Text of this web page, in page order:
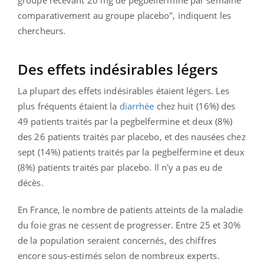
comparativement au groupe placebo", indiquent les
chercheurs.
Des effets indésirables légers
La plupart des effets indésirables étaient légers. Les
plus fréquents étaient la diarrhée chez huit (16%) des
49 patients traités par la pegbelfermine et deux (8%)
des 26 patients traités par placebo, et des nausées chez
sept (14%) patients traités par la pegbelfermine et deux
(8%) patients traités par placebo. Il n'y a pas eu de
décès.
En France, le nombre de patients atteints de la maladie
du foie gras ne cessent de progresser. Entre 25 et 30%
de la population seraient concernés, des chiffres
encore sous-estimés selon de nombreux experts.